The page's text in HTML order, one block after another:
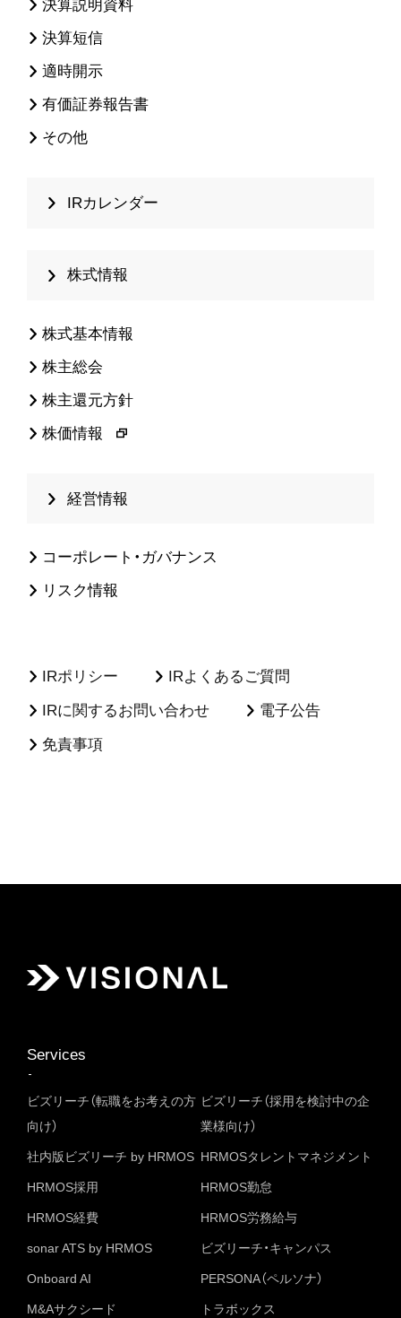
決算説明資料
決算短信
適時開示
有価証券報告書
その他
IRカレンダー
株式情報
株式基本情報
株主総会
株主還元方針
株価情報
経営情報
コーポレート・ガバナンス
リスク情報
IRポリシー
IRよくあるご質問
IRに関するお問い合わせ
電子公告
免責事項
Services
ビズリーチ（転職をお考えの方
向け）
ビズリーチ（採用を検討中の企
業様向け）
社内版ビズリーチ by HRMOS HRMOSタレントマネジメント
HRMOS採用 HRMOS勤怠
HRMOS経費 HRMOS労務給与
sonar ATS by HRMOS ビズリーチ・キャンパス
Onboard AI PERSONA（ペルソナ）
M&Aサクシード トラボックス